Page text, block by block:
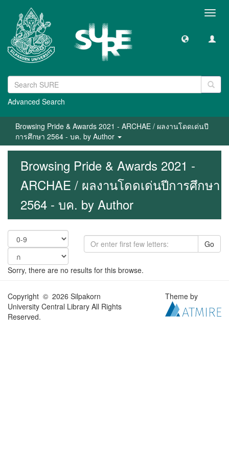
Advanced Search
Browsing Pride & Awards 2021 - ARCHAE / ผลงานโดดเด่นปี
การศึกษา 2564 - บค. by Author
Browsing Pride & Awards 2021 -
ARCHAE / ผลงานโดดเด่นปีการศึกษา
2564 - บค. by Author
Go
Sorry, there are no results for this browse.
Copyright © 2026 Silpakorn
University Central Library All Rights
Reserved.
Theme by